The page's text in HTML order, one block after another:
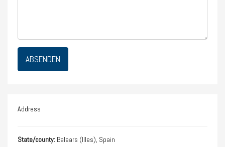
Address
State/county: Balears (Illes), Spain